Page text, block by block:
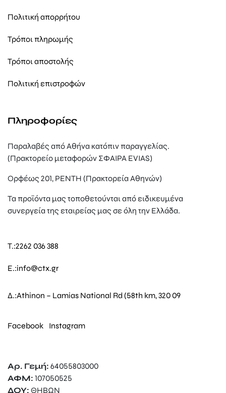
Πολιτική απορρήτου
Τρόποι πληρωμής
Τρόποι αποστολής
Πολιτική επιστροφών
Πληροφορίες
Παραλαβές από Αθήνα κατόπιν παραγγελίας.
(Πρακτορείο μεταφορών ΣΦΑΙΡΑ EVIAS)
Ορφέως 201, ΡΕΝΤΗ (Πρακτορεία Αθηνών)
Τα προϊόντα μας τοποθετούνται από ειδικευμένα
συνεργεία της εταιρείας μας σε όλη την Ελλάδα.
T.:2262 036 388
E.:info@ctx.gr
Δ.:Athinon – Lamias National Rd (58th km, 320 09
Facebook Instagram
Αρ. Γεμή: 64055803000
ΑΦΜ: 107050525
ΔΟΥ: ΘΗΒΩΝ